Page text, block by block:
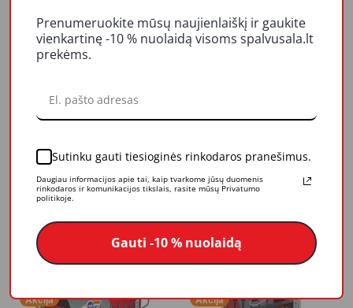
Gruntas Rilak RIATOP
pilkas 2.7ltr
TEIRAUTIS
-30%
Gruntas- dažai Rilak
PROTEKSOL-50,
baltas, 0.9 l
Į krepšelį
Akcija Akcija
Prenumeruokite mūsų naujienlaiškį ir gaukite
vienkartinę -10 % nuolaidą visoms spalvusala.lt
prekėms.
Sutinku gauti tiesioginės rinkodaros pranešimus.
Daugiau informacijos apie tai, kaip tvarkome jūsų duomenis
rinkodaros ir komunikacijos tikslais, rasite mūsų Privatumo
politikoje.
Gauti -10 % nuolaidą